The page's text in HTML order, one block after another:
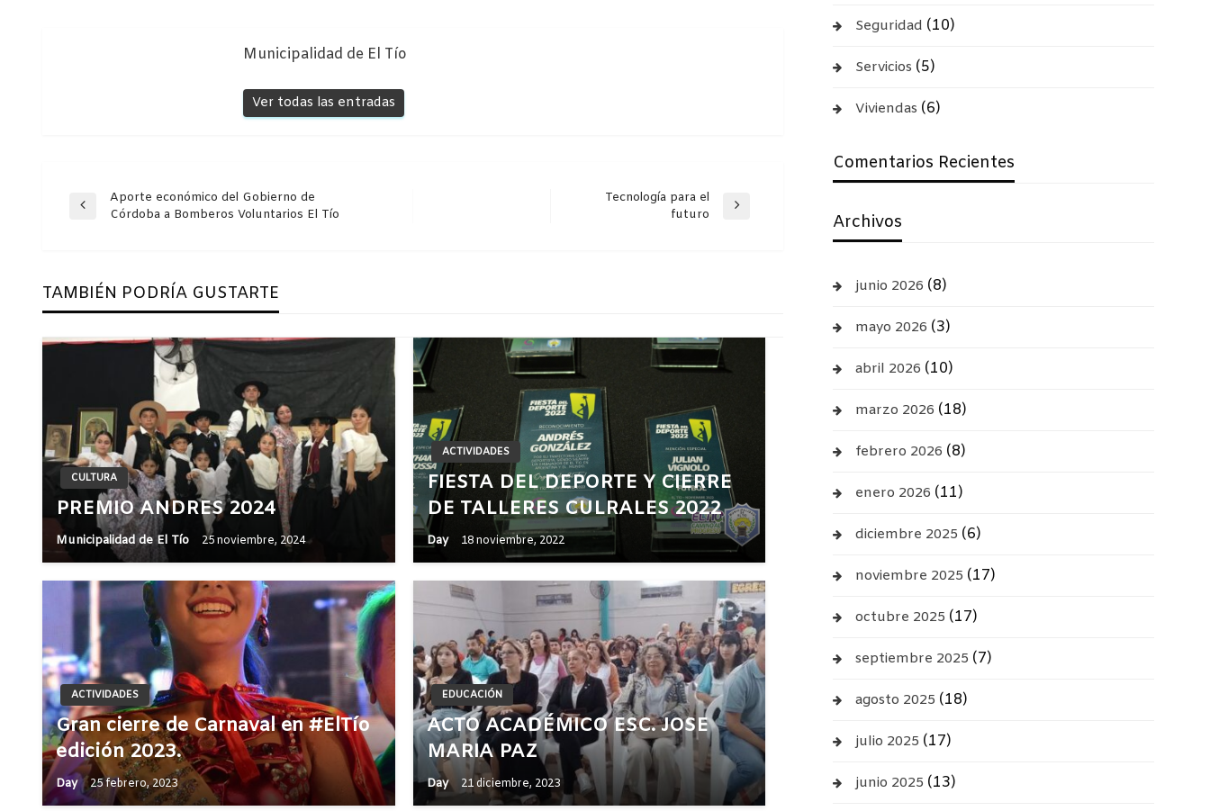
Municipalidad de El Tío
Ver todas las entradas
Navegación
entradas
Entrada
Aporte económico del Gobierno de
Córdoba a Bomberos Voluntarios El Tío
Tecnología para el
futuro
TAMBIÉN PODRÍA GUSTARTE
CULTURA
PREMIO ANDRES 2024
Municipalidad de El Tío 25 noviembre, 2024
ACTIVIDADES
FIESTA DEL DEPORTE Y CIERRE
DE TALLERES CULRALES 2022
Day 18 noviembre, 2022
ACTIVIDADES
Gran cierre de Carnaval en #ElTío
edición 2023.
Day 25 febrero, 2023
EDUCACIÓN
ACTO ACADÉMICO ESC. JOSE
MARIA PAZ
Day 21 diciembre, 2023
Seguridad (10)
Servicios (5)
Viviendas (6)
Comentarios Recientes
Archivos
junio 2026 (8)
mayo 2026 (3)
abril 2026 (10)
marzo 2026 (18)
febrero 2026 (8)
enero 2026 (11)
diciembre 2025 (6)
noviembre 2025 (17)
octubre 2025 (17)
septiembre 2025 (7)
agosto 2025 (18)
julio 2025 (17)
junio 2025 (13)